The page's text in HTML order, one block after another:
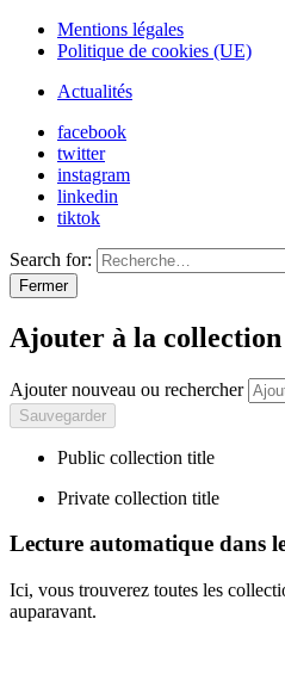
Mentions légales
Politique de cookies (UE)
Actualités
facebook
twitter
instagram
linkedin
tiktok
Search for:
Fermer
Ajouter à la collection
Ajouter nouveau ou rechercher
Public collection title
Private collection title
Lecture automatique dans
Ici, vous trouverez toutes les
auparavant.